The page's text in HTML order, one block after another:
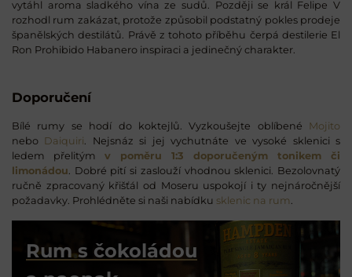
vytáhl aroma sladkého vína ze sudů. Později se král Felipe V
rozhodl rum zakázat, protože způsobil podstatný pokles prodeje
španělských destilátů. Právě z tohoto příběhu čerpá destilerie El
Ron Prohibido Habanero inspiraci a jedinečný charakter.
Doporučení
Bílé rumy se hodí do koktejlů. Vyzkoušejte oblíbené Mojito
nebo Daiquiri . Nejsnáz si jej vychutnáte ve vysoké sklenici s
ledem přelitým v poměru 1:3 doporučeným tonikem či
limonádou . Dobré pití si zaslouží vhodnou sklenici. Bezolovnatý
ručně zpracovaný křišťál od Moseru uspokojí i ty nejnáročnější
požadavky. Prohlédněte si naši nabídku sklenic na rum
Rum s čokoládou